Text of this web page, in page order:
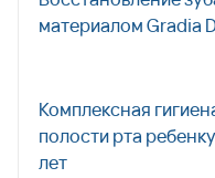
материалом Gradia
Комплексная
полости рта
лет